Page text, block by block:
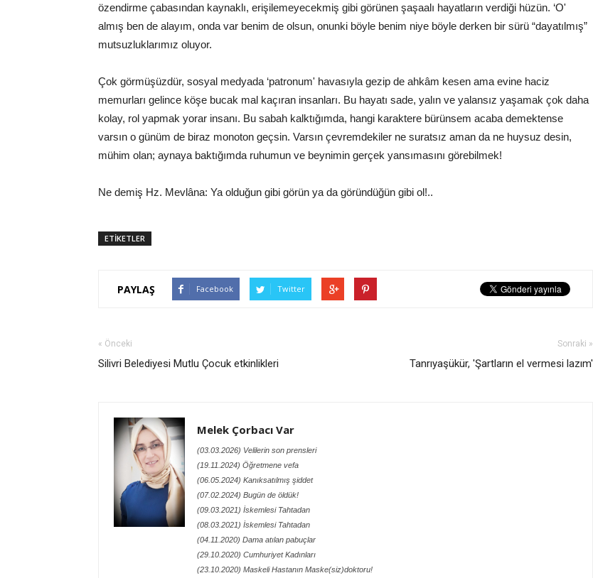
özendirme çabasından kaynaklı, erişilemeyecekmiş gibi görünen şaşaalı hayatların verdiği hüzün. ‘O'
almış ben de alayım, onda var benim de olsun, onunki böyle benim niye böyle derken bir sürü “dayatılmış”
mutsuzluklarımız oluyor.
Çok görmüşüzdür, sosyal medyada ‘patronum' havasıyla gezip de ahkâm kesen ama evine haciz
memurları gelince köşe bucak mal kaçıran insanları. Bu hayatı sade, yalın ve yalansız yaşamak çok daha
kolay, rol yapmak yorar insanı. Bu sabah kalktığımda, hangi karaktere bürünsem acaba demektense
varsın o günüm de biraz monoton geçsin. Varsın çevremdekiler ne suratsız aman da ne huysuz desin,
mühim olan; aynaya baktığımda ruhumun ve beynimin gerçek yansımasını görebilmek!
Ne demiş Hz. Mevlâna: Ya olduğun gibi görün ya da göründüğün gibi ol!..
ETİKETLER
PAYLAŞ Facebook Twitter
« Önceki
Silivri Belediyesi Mutlu Çocuk etkinlikleri
Sonraki »
Tanrıyaşükür, 'Şartların el vermesi lazım'
Melek Çorbacı Var
(03.03.2026) Velilerin son prensleri
(19.11.2024) Öğretmene vefa
(06.05.2024) Kanıksatılmış şiddet
(07.02.2024) Bugün de öldük!
(09.03.2021) İskemlesi Tahtadan
(08.03.2021) İskemlesi Tahtadan
(04.11.2020) Dama atılan pabuçlar
(29.10.2020) Cumhuriyet Kadınları
(23.10.2020) Maskeli Hastanın Maske(siz)doktoru!